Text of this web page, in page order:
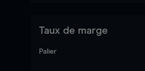
Taux de marge
Palier